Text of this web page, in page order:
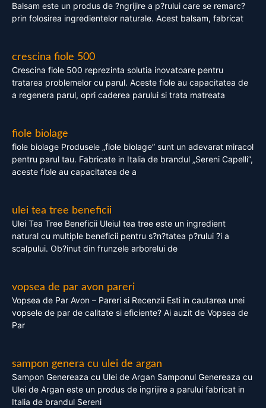
Balsam este un produs de ?ngrijire a p?rului care se remarc?
prin folosirea ingredientelor naturale. Acest balsam, fabricat
crescina fiole 500
Crescina fiole 500 reprezinta solutia inovatoare pentru
tratarea problemelor cu parul. Aceste fiole au capacitatea de
a regenera parul, opri caderea parului si trata matreata
fiole biolage
fiole biolage Produsele „fiole biolage” sunt un adevarat miracol
pentru parul tau. Fabricate in Italia de brandul „Sereni Capelli”,
aceste fiole au capacitatea de a
ulei tea tree beneficii
Ulei Tea Tree Beneficii Uleiul tea tree este un ingredient
natural cu multiple beneficii pentru s?n?tatea p?rului ?i a
scalpului. Ob?inut din frunzele arborelui de
vopsea de par avon pareri
Vopsea de Par Avon – Pareri si Recenzii Esti in cautarea unei
vopsele de par de calitate si eficiente? Ai auzit de Vopsea de
Par
sampon genera cu ulei de argan
Sampon Genereaza cu Ulei de Argan Samponul Genereaza cu
Ulei de Argan este un produs de ingrijire a parului fabricat in
Italia de brandul Sereni